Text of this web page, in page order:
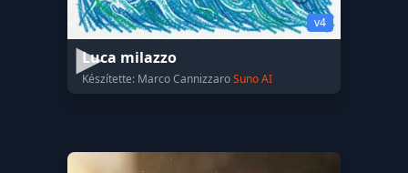
v4
Luca milazzo
Készítette: Marco CannizzaroSuno AI